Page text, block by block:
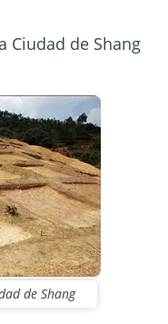
Ciudad de Shang
de Shang